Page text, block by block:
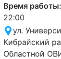
Время работы:
22:00
ул.
Кибрайский
Областной